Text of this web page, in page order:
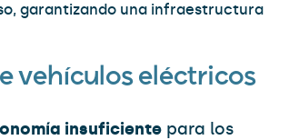
garantizando una infraestructura
vehículos eléctricos
insuficiente para los